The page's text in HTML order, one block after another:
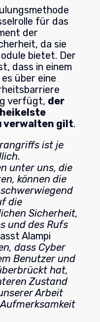
für das
der
da sie
bietet. Der
dass in einem
über eine
verfügt, der
verwalten gilt.
ist je
unter uns, die
können die
die
Sicherheit,
und des Rufs
Alampi
dass Cyber
Benutzer und
hat,
Zustand
Arbeit